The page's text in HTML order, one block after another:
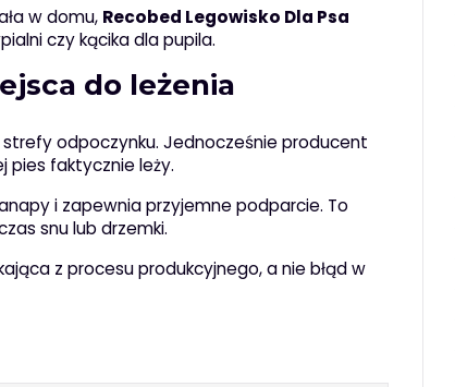
w domu, Recobed Legowisko Dla Psa
czy kącika dla pupila.
do leżenia
odpoczynku. Jednocześnie producent
pies faktycznie leży.
i zapewnia przyjemne podparcie. To
snu lub drzemki.
z procesu produkcyjnego, a nie błąd w